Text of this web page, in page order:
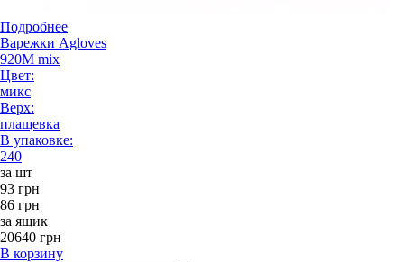
Подробнее
Варежки Agloves
920M mix
Цвет:
микс
Верх:
плащевка
В упаковке:
240
за шт
93 грн
86 грн
за ящик
20640 грн
В корзину